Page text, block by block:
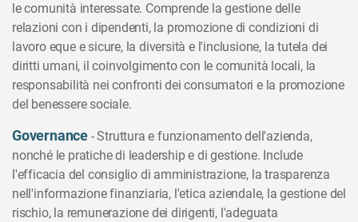
le comunità interessate. Comprende la gestione delle
relazioni con i dipendenti, la promozione di condizioni di
lavoro eque e sicure, la diversità e l'inclusione, la tutela dei
diritti umani, il coinvolgimento con le comunità locali, la
responsabilità nei confronti dei consumatori e la promozione
del benessere sociale.
Governance - Struttura e funzionamento dell'azienda,
nonché le pratiche di leadership e di gestione. Include
l'efficacia del consiglio di amministrazione, la trasparenza
nell'informazione finanziaria, l'etica aziendale, la gestione del
rischio, la remunerazione dei dirigenti, l'adeguata